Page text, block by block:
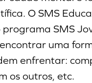
O SMS
SMS
uma
enfrentar:
os outros, etc.